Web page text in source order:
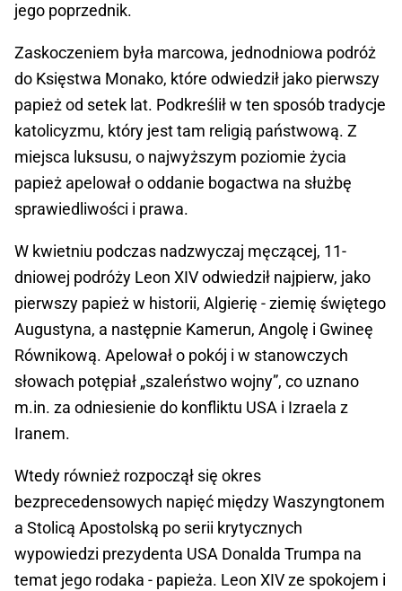
jego poprzednik.
Zaskoczeniem była marcowa, jednodniowa podróż
do Księstwa Monako, które odwiedził jako pierwszy
papież od setek lat. Podkreślił w ten sposób tradycje
katolicyzmu, który jest tam religią państwową. Z
miejsca luksusu, o najwyższym poziomie życia
papież apelował o oddanie bogactwa na służbę
sprawiedliwości i prawa.
W kwietniu podczas nadzwyczaj męczącej, 11-
dniowej podróży Leon XIV odwiedził najpierw, jako
pierwszy papież w historii, Algierię - ziemię świętego
Augustyna, a następnie Kamerun, Angolę i Gwineę
Równikową. Apelował o pokój i w stanowczych
słowach potępiał „szaleństwo wojny”, co uznano
m.in. za odniesienie do konfliktu USA i Izraela z
Iranem.
Wtedy również rozpoczął się okres
bezprecedensowych napięć między Waszyngtonem
a Stolicą Apostolską po serii krytycznych
wypowiedzi prezydenta USA Donalda Trumpa na
temat jego rodaka - papieża. Leon XIV ze spokojem i